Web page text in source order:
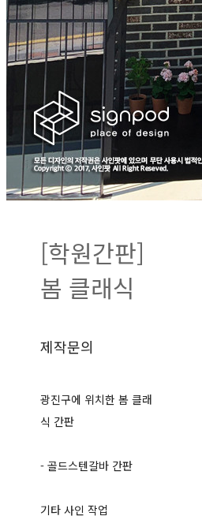
[학원간판]
봄 클래식
제작문의
광진구에 위치한 봄 클래
식 간판
- 골드스텐갈바 간판
기타 사인 작업